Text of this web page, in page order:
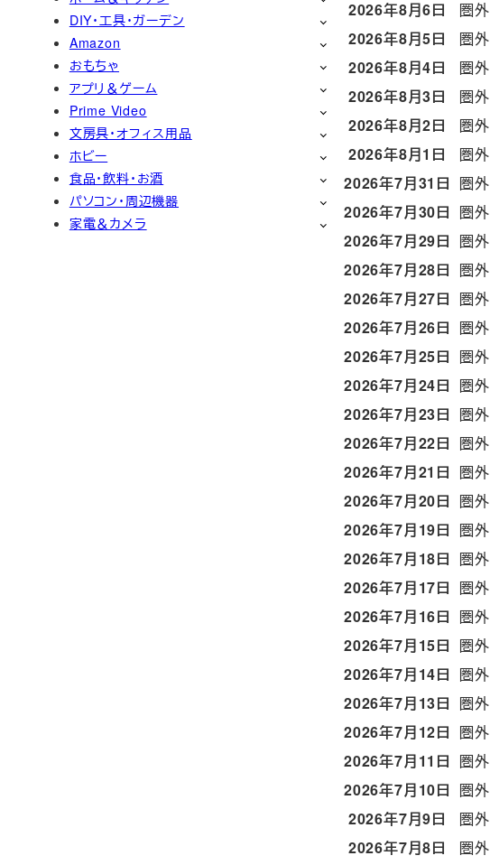
2026年8月6日
圏外
2026年8月5日
圏外
2026年8月4日
圏外
2026年8月3日
圏外
2026年8月2日
圏外
2026年8月1日
圏外
2026年7月31日 圏外
2026年7月30日 圏外
2026年7月29日 圏外
2026年7月28日 圏外
2026年7月27日 圏外
2026年7月26日 圏外
2026年7月25日 圏外
2026年7月24日 圏外
2026年7月23日 圏外
2026年7月22日 圏外
2026年7月21日 圏外
2026年7月20日 圏外
2026年7月19日 圏外
2026年7月18日 圏外
2026年7月17日 圏外
2026年7月16日 圏外
2026年7月15日 圏外
2026年7月14日 圏外
2026年7月13日 圏外
2026年7月12日 圏外
2026年7月11日 圏外
2026年7月10日 圏外
2026年7月9日
圏外
2026年7月8日
圏外
DIY・工具・ガーデン
Amazon
おもちゃ
アプリ＆ゲーム
Prime Video
文房具・オフィス用品
ホビー
食品・飲料・お酒
パソコン・周辺機器
家電＆カメラ